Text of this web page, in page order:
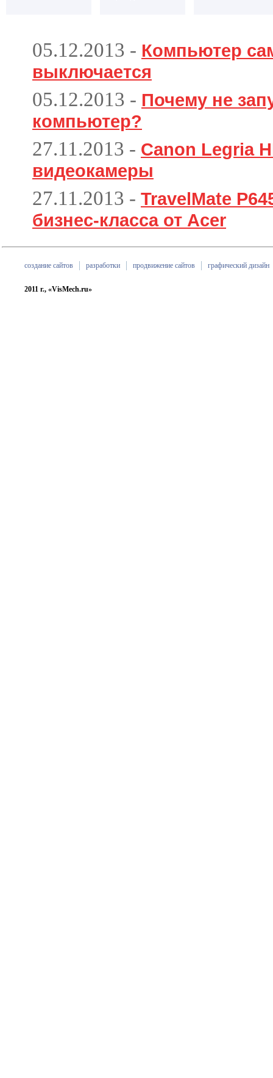
05.12.2013 - Компьютер
выключается
05.12.2013 - Почему не
компьютер?
27.11.2013 - Canon Legria
видеокамеры
27.11.2013 - TravelMate
бизнес-класса от Acer
создание сайтов разработки продвижение сайтов графический дизайн
2011 г., «VisMech.ru»